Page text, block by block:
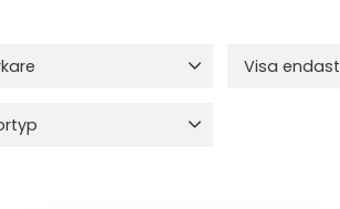
7
Visa endast